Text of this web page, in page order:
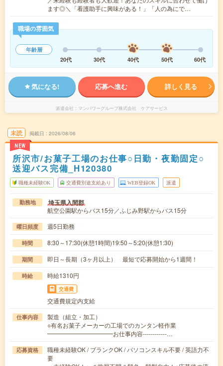
ます◎＼「看護助手に興味がある！」「人の為にで…
職場の雰囲気
年齢層
20代
30代 40代 50代 60代
気になる! 応募へ進む 詳しく見る
派遣会社 マンパワーグループ株式会社 ケアサービス
未読
NEW
掲載日 2026/08/06
所沢市/お菓子工場のお仕事○日勤・夜勤固定○
送迎バス完備_H120380
職種未経験OK 交通費別途支給あり WEB登録OK 派遣
勤務地 埼玉県入間郡
航空公園駅からバス15分／ふじみ野駅からバス15分
曜日頻度 週5日勤務
時間 8:30～17:30(休憩1時間)19:50～5:20(休憩1:30)
期間 即日～長期（3ヶ月以上） 最短で応募開始から1週間！
時給 時給1310円
交通費
交通費規定内支給
仕事内容
製造（組立・加工）
○有名お菓子メーカーの工場でのカンタン軽作業
━━━━━━━━━━━お仕事内容------------…
応募資格
職種未経験OK / ブランクOK / パソコンスキル不要 / 英語力不
要